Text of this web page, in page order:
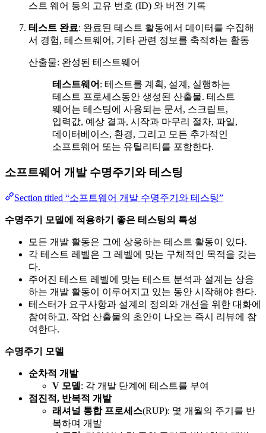
스트 웨어 등의 고유 번호 (ID) 와 버전 기록
테스트 완료: 완료된 테스트 활동에서 데이터를 수집해
서 경험, 테스트웨어, 기타 관련 정보를 축적하는 활동
산출물: 완성된 테스트웨어
테스트웨어 : 테스트를 계획, 설계, 실행하는
테스트 프로세스동안 생성된 산출물. 테스트
웨어는 테스팅에 사용되는 문서, 스크립트,
입력값, 예상 결과, 시작과 마무리 절차, 파일,
데이터베이스, 환경, 그리고 모든 추가적인
소프트웨어 또는 유틸리티를 포함한다.
소프트웨어 개발 수명주기와 테스팅
Section titled “소프트웨어 개발 수명주기와 테스팅”
수명주기 모델에 적용하기 좋은 테스팅의 특성
모든 개발 활동은 그에 상응하는 테스트 활동이 있다.
각 테스트 레벨은 그 레벨에 맞는 구체적인 목적을 갖는
다.
주어진 테스트 레벨에 맞는 테스트 분석과 설계는 상응
하는 개발 활동이 이루어지고 있는 동안 시작해야 한다.
테스터가 요구사항과 설계의 정의와 개선을 위한 대화에
참여하고, 작업 산출물의 초안이 나오는 즉시 리뷰에 참
여한다.
수명주기 모델
순차적 개발
V 모델 : 각 개발 단계에 테스트를 부여
점진적, 반복적 개발
래셔널 통합 프로세스(RUP): 몇 개월의 주기를 반
복하며 개발